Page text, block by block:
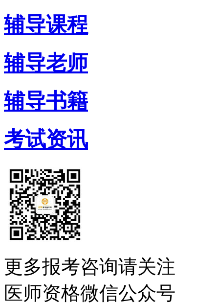
辅导课程
辅导老师
辅导书籍
考试资讯
更多报考咨询请关注
医师资格微信公众号